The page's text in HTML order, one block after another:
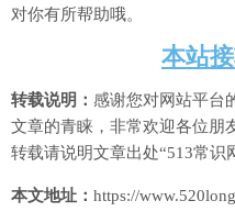
对你有所帮助哦。
本站
转载说明： 感谢您对网站平台
文章的青睐，非常欢迎各位朋
转载请说明文章出处“513常识
本文地址： https://